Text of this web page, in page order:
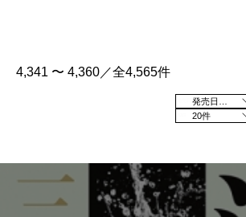
4,341 〜 4,360／全4,565件
20件